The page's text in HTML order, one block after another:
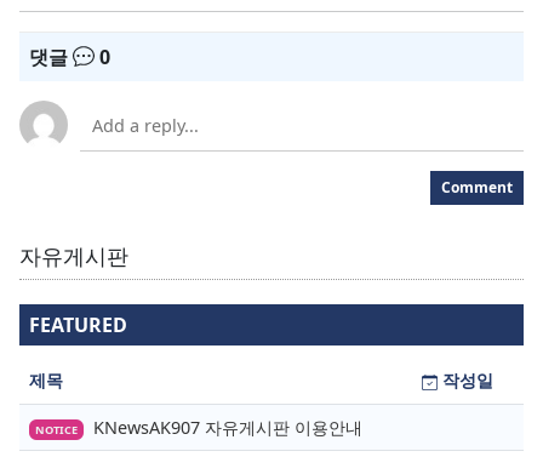
댓글 0
Comment
자유게시판
FEATURED
제목 작성일
NOTICE KNewsAK907 자유게시판 이용안내